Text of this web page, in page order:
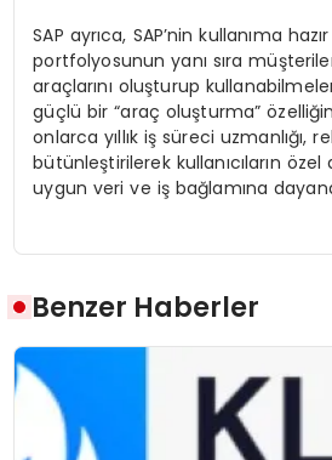
SAP ayrıca, SAP’nin kullanıma
portfolyosunun yanı sıra
araçlarını oluşturup
güçlü bir “araç oluşturma”
onlarca yıllık iş süreci uzmanlığı,
bütünleştirilerek kullanıcıların
uygun veri ve iş bağlamına
Benzer Haberler